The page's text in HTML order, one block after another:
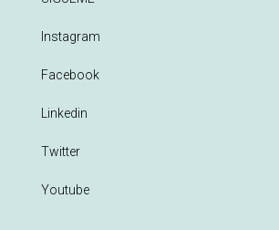
Instagram
Facebook
Linkedin
Twitter
Youtube